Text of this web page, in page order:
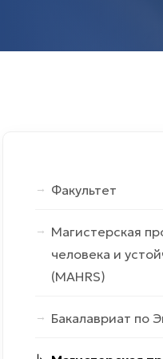
Факультет
Магистерская
человека и
(MAHRS)
Бакалавриат по